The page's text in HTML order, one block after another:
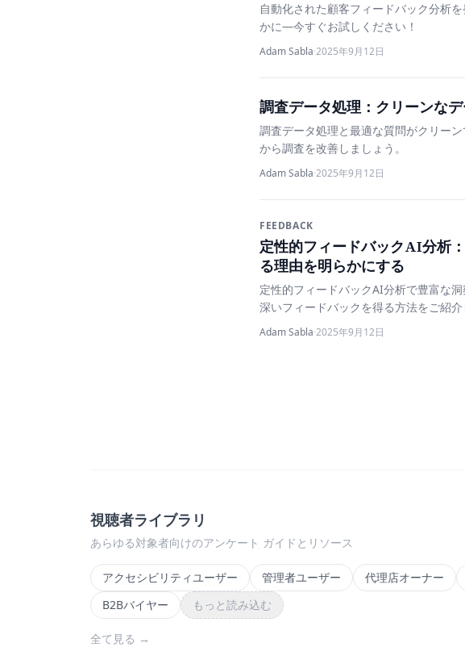
自動化された顧客フィードバック分析
かに—今すぐお試しください！
Adam Sabla·2025年9月12日
調査データ処理：クリーンな
調査データ処理と最適な質問がクリー
から調査を改善しましょう。
Adam Sabla·2025年9月12日
FEEDBACK
定性的フィードバックAI分析
る理由を明らかにする
定性的フィードバックAI分析で豊富な
深いフィードバックを得る方法をご紹
Adam Sabla·2025年9月12日
視聴者ライブラリ
あらゆる対象者向けのアンケート ガイドとリソース
アクセシビリティユーザー 管理者ユーザー 代理店オーナー
B2Bバイヤー
もっと読み込む
全て見る →